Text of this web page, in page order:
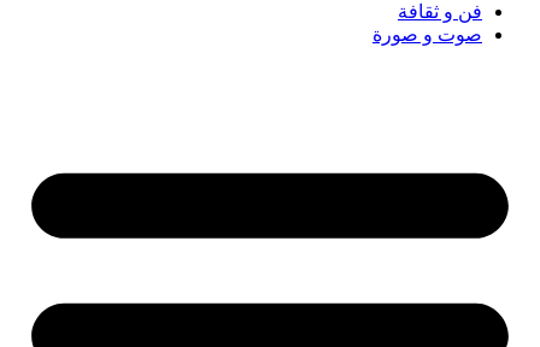
فن و ثقافة
صوت و صورة